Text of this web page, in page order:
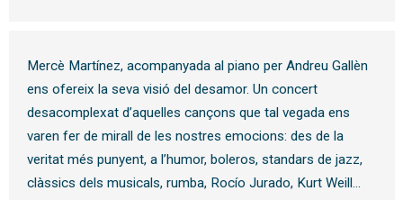
Mercè Martínez, acompanyada al piano per Andreu Gallèn
ens ofereix la seva visió del desamor. Un concert
desacomplexat d’aquelles cançons que tal vegada ens
varen fer de mirall de les nostres emocions: des de la
veritat més punyent, a l’humor, boleros, standars de jazz,
clàssics dels musicals, rumba, Rocío Jurado, Kurt Weill…